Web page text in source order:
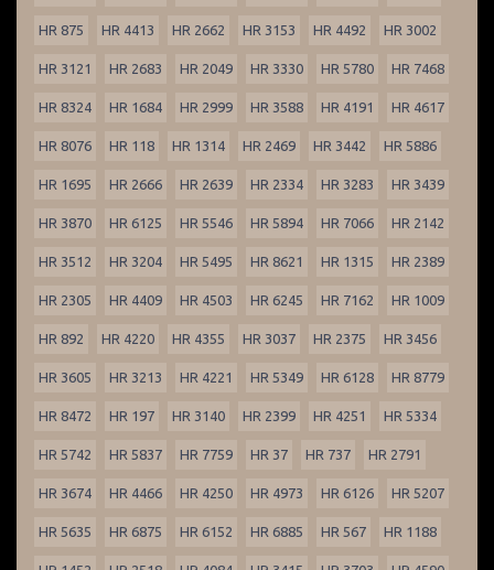
HR 875 HR 4413 HR 2662 HR 3153 HR 4492 HR 3002
HR 3121 HR 2683 HR 2049 HR 3330 HR 5780 HR 7468
HR 8324 HR 1684 HR 2999 HR 3588 HR 4191 HR 4617
HR 8076 HR 118 HR 1314 HR 2469 HR 3442 HR 5886
HR 1695 HR 2666 HR 2639 HR 2334 HR 3283 HR 3439
HR 3870 HR 6125 HR 5546 HR 5894 HR 7066 HR 2142
HR 3512 HR 3204 HR 5495 HR 8621 HR 1315 HR 2389
HR 2305 HR 4409 HR 4503 HR 6245 HR 7162 HR 1009
HR 892 HR 4220 HR 4355 HR 3037 HR 2375 HR 3456
HR 3605 HR 3213 HR 4221 HR 5349 HR 6128 HR 8779
HR 8472 HR 197 HR 3140 HR 2399 HR 4251 HR 5334
HR 5742 HR 5837 HR 7759 HR 37 HR 737 HR 2791
HR 3674 HR 4466 HR 4250 HR 4973 HR 6126 HR 5207
HR 5635 HR 6875 HR 6152 HR 6885 HR 567 HR 1188